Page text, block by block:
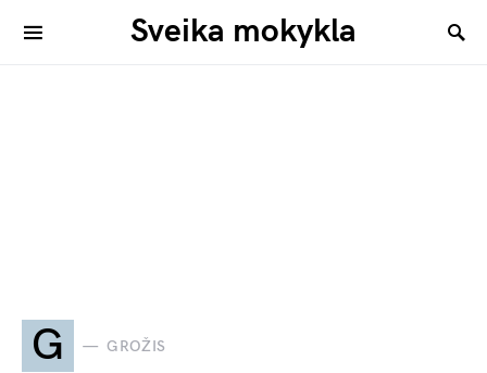
Sveika mokykla
G GROŽIS